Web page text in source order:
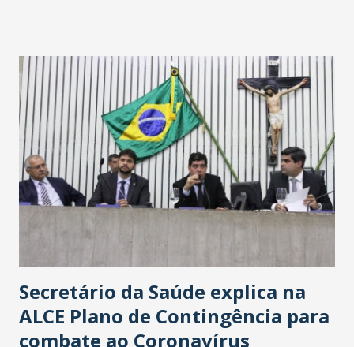
Secretário da Saúde explica na
ALCE Plano de Contingência para
combate ao Coronavírus